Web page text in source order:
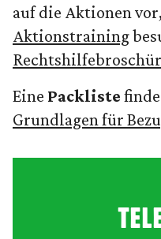
auf die Aktionen
Aktionstraining
Eine Packliste
Grundlagen für